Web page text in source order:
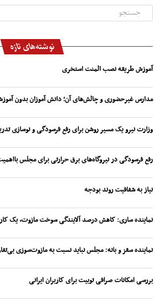
نوشته‌های تازه
آموزش طریقه نصب المنت استخری
مدارس غیرحضوری و چالش‌های آن؛ دانش آموزان بدون
وزارت نیرو یک مسیر روشن برای رفع فرسودگی و نوسازی
رفع فرسودگی در نیروگاه‌های برق حرارتی برای مجلس
نیاز به شفافیت روند بودجه
نماینده ساری: کاهش درصد آلایندگی سوخت مازوت، یک
نماینده سقز و بانه: مجلس نباید نسبت به مازوت‌سوزی
بررسی امکانات صرافی توبیت برای کاربران ایرانی